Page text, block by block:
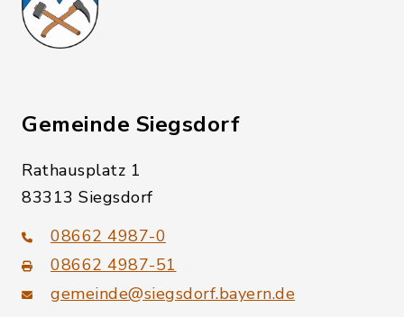
Gemeinde Siegsdorf
Rathausplatz 1
83313 Siegsdorf
08662 4987-0
08662 4987-51
gemeinde@siegsdorf.bayern.de